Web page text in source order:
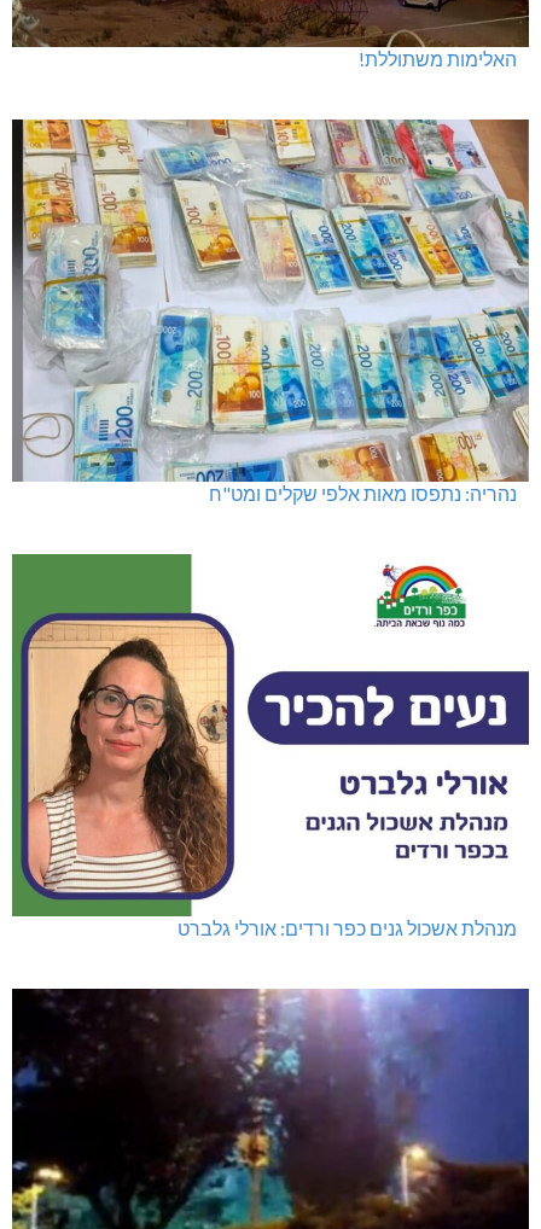
האלימות משתוללת!
נהריה: נתפסו מאות אלפי שקלים ומט"ח
מנהלת אשכול גנים כפר ורדים: אורלי גלברט